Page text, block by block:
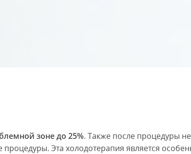
зоне до 25%. Также после процедуры не
Эта холодотерапия является